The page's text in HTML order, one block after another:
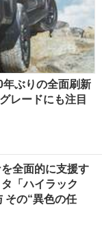
年ぶりの全面刷新
レードにも注目
全面的に支援す
「ハイラック
その“異色の任